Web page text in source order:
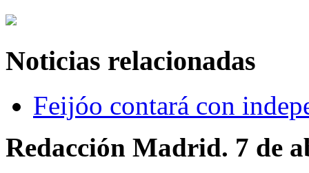
Noticias relacionadas
Feijóo contará con
Redacción Madrid. 7 de